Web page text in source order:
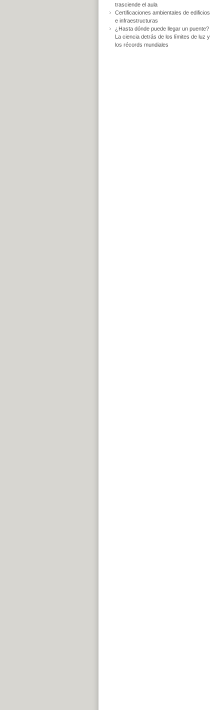
trasciende el aula
Certificaciones ambientales de edificios
e infraestructuras
¿Hasta dónde puede llegar un puente?
La ciencia detrás de los límites de luz y
los récords mundiales